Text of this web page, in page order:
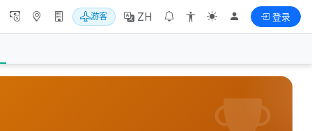
游客 ZH 登录